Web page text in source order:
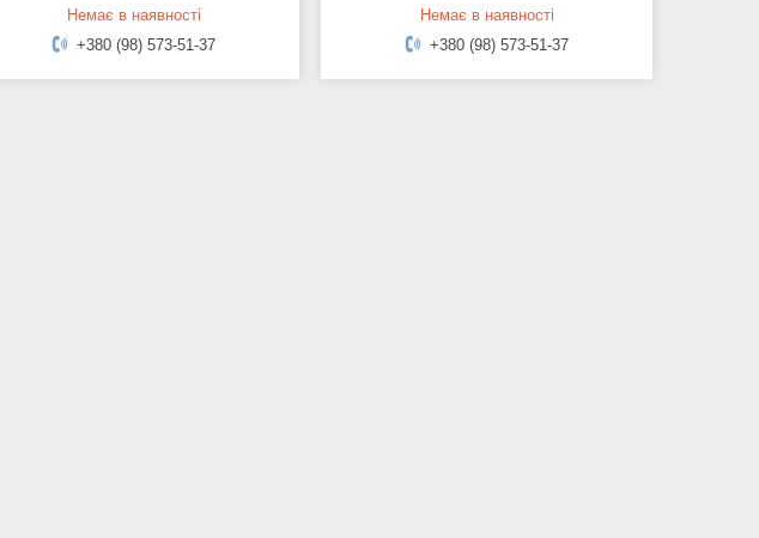
Немає в наявності
+380 (98) 573-51-37
Немає в наявності
+380 (98) 573-51-37